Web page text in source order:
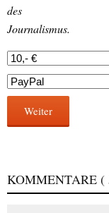
des
Journalismus.
Weiter
KOMMENTARE (